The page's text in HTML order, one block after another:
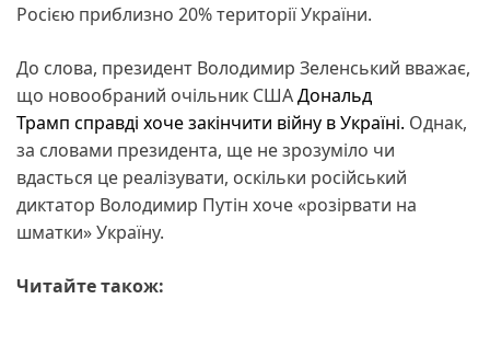
Росією приблизно 20% території України.
До слова, президент Володимир Зеленський вважає,
що новообраний очільник СШАДональд
Трамп справді хоче закінчити війну в Україні. Однак,
за словами президента, ще не зрозуміло чи
вдасться це реалізувати, оскільки російський
диктатор Володимир Путін хоче «розірвати на
шматки» Україну.
Читайте також: